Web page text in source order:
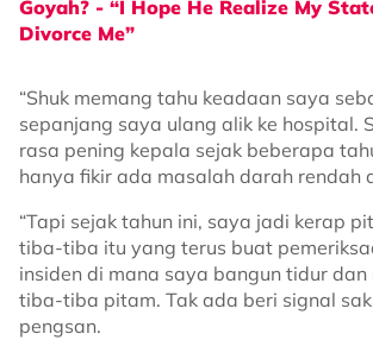
Goyah? - “I Hope He Realize My
Divorce Me”
“Shuk memang tahu keadaan saya
sepanjang saya ulang alik ke hospital.
rasa pening kepala sejak beberapa
hanya fikir ada masalah darah rendah
“Tapi sejak tahun ini, saya jadi kerap
tiba-tiba itu yang terus buat
insiden di mana saya bangun tidur
tiba-tiba pitam. Tak ada beri signal
pengsan.